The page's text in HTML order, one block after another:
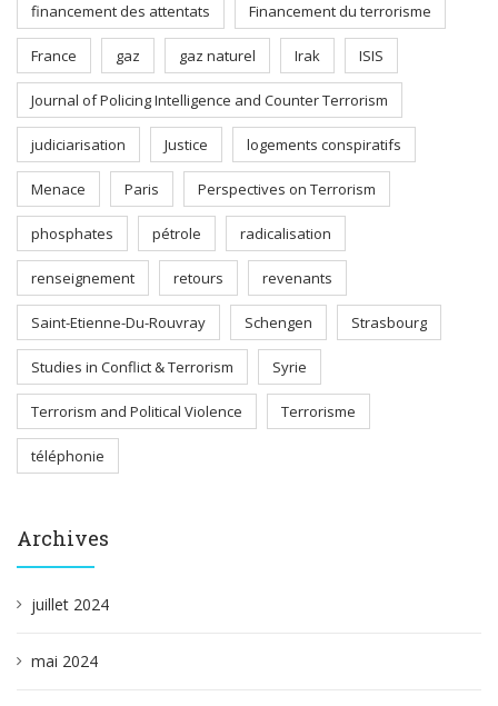
financement des attentats Financement du terrorisme
France gaz gaz naturel Irak ISIS
Journal of Policing Intelligence and Counter Terrorism
judiciarisation Justice logements conspiratifs
Menace Paris Perspectives on Terrorism
phosphates pétrole radicalisation
renseignement retours revenants
Saint-Etienne-Du-Rouvray Schengen Strasbourg
Studies in Conflict & Terrorism Syrie
Terrorism and Political Violence Terrorisme
téléphonie
Archives
juillet 2024
mai 2024